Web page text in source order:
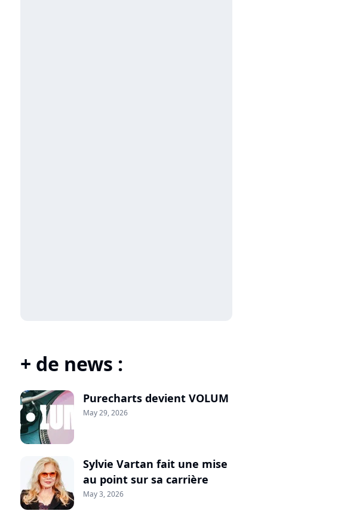
+ de news :
Purecharts devient VOLUM
May 29, 2026
Sylvie Vartan fait une mise
au point sur sa carrière
May 3, 2026